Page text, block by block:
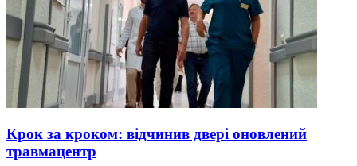
Крок за кроком: відчинив двері оновлений
травмацентр